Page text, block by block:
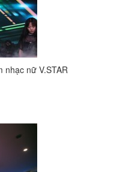
nhạc nữ V.STAR